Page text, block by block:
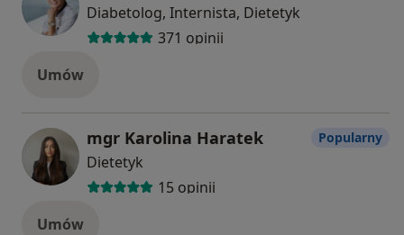
Diabetolog, Internista, Dietetyk
371 opinii
Umów
mgr Karolina Haratek
Dietetyk
15 opinii
Popularny
Umów